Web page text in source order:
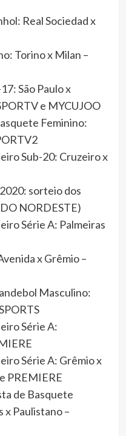
Real Sociedad x
Torino x Milan –
São Paulo x
e MYCUJOO
Feminino:
Sub-20: Cruzeiro x
sorteio dos
NORDESTE)
Série A: Palmeiras
x Grêmio –
Masculino:
Série A:
Série A: Grêmio x
PREMIERE
de Basquete
x Paulistano –